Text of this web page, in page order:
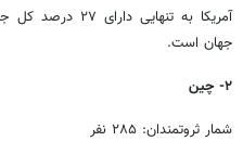
جهان است.
۲- چین
شمار ثروتمندان: ۲۸۵ نفر